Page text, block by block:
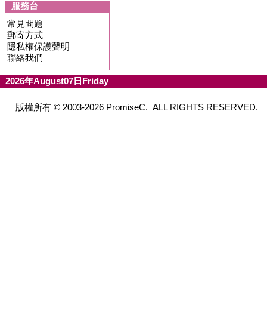
服務台
常見問題
郵寄方式
隱私權保護聲明
聯絡我們
2026年August07日Friday
版權所有 © 2003-2026 PromiseC. ALL RIGHTS RESERVED.